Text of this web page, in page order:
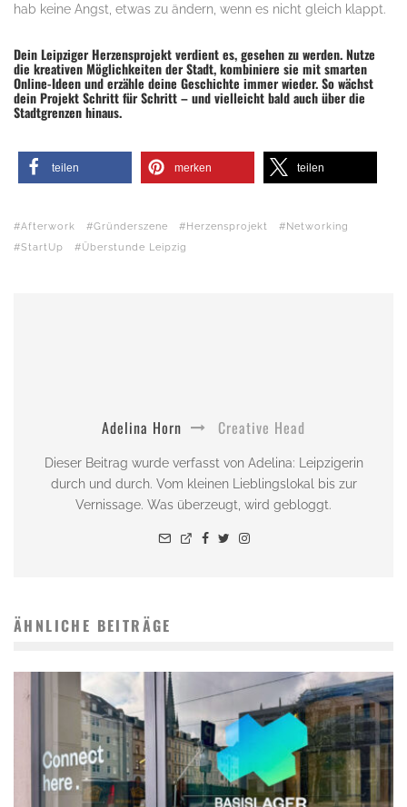
hab keine Angst, etwas zu ändern, wenn es nicht gleich klappt.
Dein Leipziger Herzensprojekt verdient es, gesehen zu werden. Nutze
die kreativen Möglichkeiten der Stadt, kombiniere sie mit smarten
Online-Ideen und erzähle deine Geschichte immer wieder. So wächst
dein Projekt Schritt für Schritt – und vielleicht bald auch über die
Stadtgrenzen hinaus.
teilen merken teilen
Afterwork Gründerszene Herzensprojekt
Networking
StartUp
Überstunde Leipzig
Adelina Horn Creative Head
Dieser Beitrag wurde verfasst von Adelina: Leipzigerin
durch und durch. Vom kleinen Lieblingslokal bis zur
Vernissage. Was überzeugt, wird gebloggt.
ÄHNLICHE BEITRÄGE